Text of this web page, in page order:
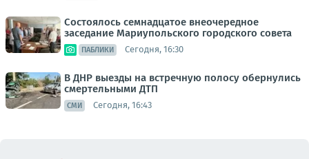
Состоялось семнадцатое внеочередное
заседание Мариупольского городского совета
ПАБЛИКИ Сегодня, 16:30
В ДНР выезды на встречную полосу обернулись
смертельными ДТП
СМИ Сегодня, 16:43